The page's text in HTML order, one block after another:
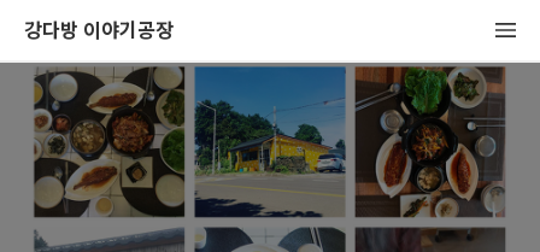
강다방 이야기공장